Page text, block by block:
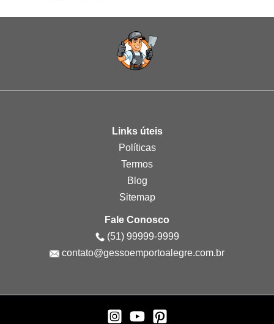
Links úteis
Políticas
Termos
Blog
Sitemap
Fale Conosco
(51) 99999-9999
contato@gessoemportoalegre.com.br